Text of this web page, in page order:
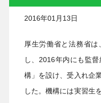
2016年01月13日
厚生労働省と法務省
し、2016年内にも監
構」を設け、受入れ企
した。機構には実習生